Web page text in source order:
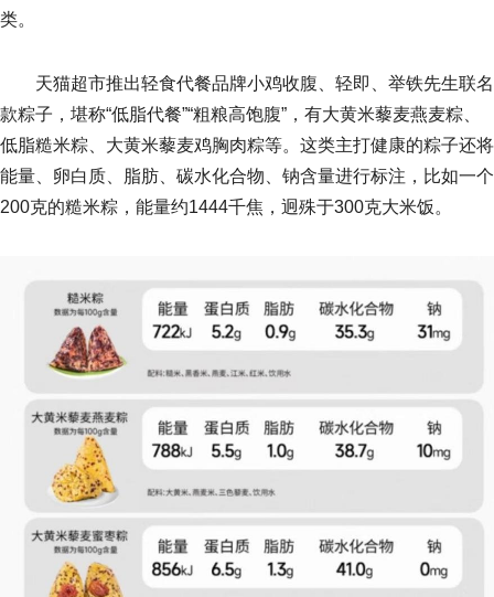
类。
天猫超市推出轻食代餐品牌小鸡收腹、轻即、举铁先生联名
款粽子，堪称“低脂代餐”“粗粮高饱腹”，有大黄米藜麦燕麦粽、
低脂糙米粽、大黄米藜麦鸡胸肉粽等。这类主打健康的粽子还将
能量、卵白质、脂肪、碳水化合物、钠含量进行标注，比如一个
200克的糙米粽，能量约1444千焦，迥殊于300克大米饭。